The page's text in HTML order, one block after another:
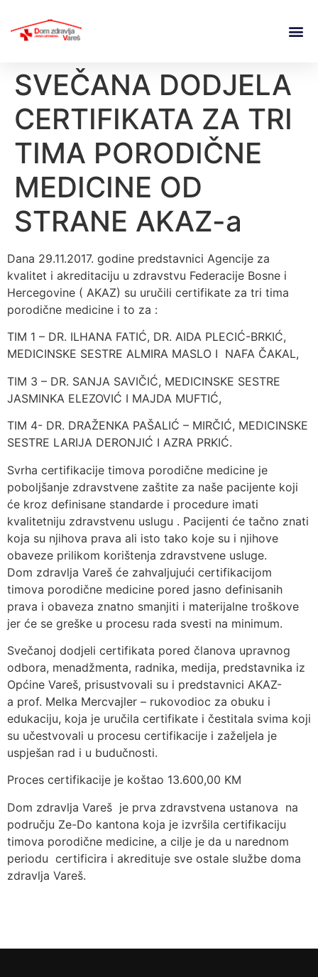
SVEČANA DODJELA
CERTIFIKATA ZA TRI
TIMA PORODIČNE
MEDICINE OD
STRANE AKAZ-a
Dana 29.11.2017. godine predstavnici Agencije za
kvalitet i akreditaciju u zdravstvu Federacije Bosne i
Hercegovine ( AKAZ) su uručili certifikate za tri tima
porodične medicine i to za :
TIM 1 – DR. ILHANA FATIĆ, DR. AIDA PLECIĆ-BRKIĆ,
MEDICINSKE SESTRE ALMIRA MASLO I NAFA ČAKAL,
TIM 3 – DR. SANJA SAVIČIĆ, MEDICINSKE SESTRE
JASMINKA ELEZOVIĆ I MAJDA MUFTIĆ,
TIM 4- DR. DRAŽENKA PAŠALIĆ – MIRČIĆ, MEDICINSKE
SESTRE LARIJA DERONJIĆ I AZRA PRKIĆ.
Svrha certifikacije timova porodične medicine je
poboljšanje zdravstvene zaštite za naše pacijente koji
će kroz definisane standarde i procedure imati
kvalitetniju zdravstvenu uslugu . Pacijenti će tačno znati
koja su njihova prava ali isto tako koje su i njihove
obaveze prilikom korištenja zdravstvene usluge.
Dom zdravlja Vareš će zahvaljujući certifikacijom
timova porodične medicine pored jasno definisanih
prava i obaveza znatno smanjiti i materijalne troškove
jer će se greške u procesu rada svesti na minimum.
Svečanoj dodjeli certifikata pored članova upravnog
odbora, menadžmenta, radnika, medija, predstavnika iz
Općine Vareš, prisustvovali su i predstavnici AKAZ-
a prof. Melka Mercvajler – rukovodioc za obuku i
edukaciju, koja je uručila certifikate i čestitala svima koji
su učestvovali u procesu certifikacije i zaželjela je
uspješan rad i u budučnosti.
Proces certifikacije je koštao 13.600,00 KM
Dom zdravlja Vareš je prva zdravstvena ustanova na
području Ze-Do kantona koja je izvršila certifikaciju
timova porodične medicine, a cilje je da u narednom
periodu certificira i akredituje sve ostale službe doma
zdravlja Vareš.